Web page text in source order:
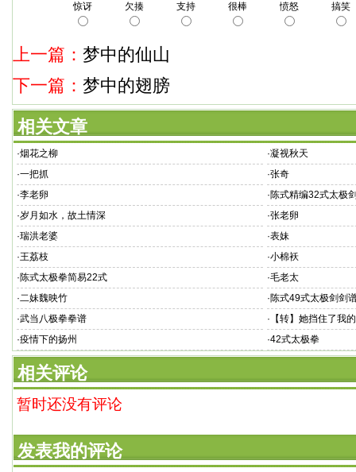
惊讶 欠揍 支持 很棒 愤怒 搞笑
上一篇： 梦中的仙山
下一篇： 梦中的翅膀
相关文章
·烟花之柳 ·凝视秋天
·一把抓 ·张奇
·李老卵 ·陈式精编32式太极
·岁月如水，故土情深 ·张老卵
·瑞洪老婆 ·表妹
·王荔枝 ·小棉袄
·陈式太极拳简易22式 ·毛老太
·二妹魏映竹 ·陈式49式太极剑剑
·武当八极拳拳谱 · 【转】她挡住了我
·疫情下的扬州 ·42式太极拳
相关评论
暂时还没有评论
发表我的评论